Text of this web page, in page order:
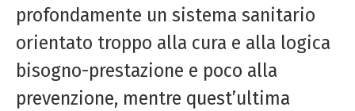
profondamente un sistema sanitario
orientato troppo alla cura e alla logica
bisogno-prestazione e poco alla
prevenzione, mentre quest’ultima